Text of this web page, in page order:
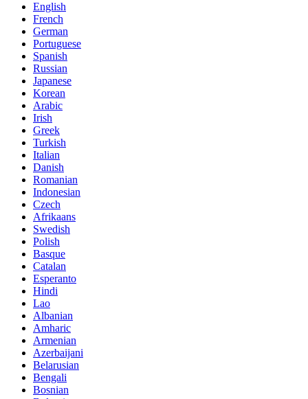
English
French
German
Portuguese
Spanish
Russian
Japanese
Korean
Arabic
Irish
Greek
Turkish
Italian
Danish
Romanian
Indonesian
Czech
Afrikaans
Swedish
Polish
Basque
Catalan
Esperanto
Hindi
Lao
Albanian
Amharic
Armenian
Azerbaijani
Belarusian
Bengali
Bosnian